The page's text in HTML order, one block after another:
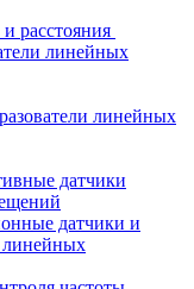
расстояния
линейных
линейных
датчики
датчики и
линейных